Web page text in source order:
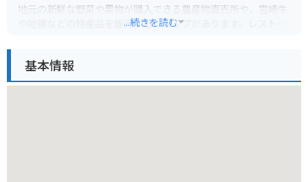
地元の新鮮な野菜や果物が購入できる農産物直売所や、宮崎牛
や地鶏などの特産品を販売するショップがあります。レストラ
バイクで訪れる際には、広々とした駐車場があるので安心して
駐車できます。道の駅から高千原峡までは約30分と、ツーリン
...続きを読む
基本情報